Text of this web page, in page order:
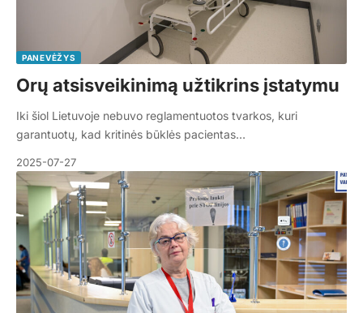
PANEVĖŽYS
Orų atsisveikinimą užtikrins įstatymu
Iki šiol Lietuvoje nebuvo reglamentuotos tvarkos, kuri
garantuotų, kad kritinės būklės pacientas…
2025-07-27